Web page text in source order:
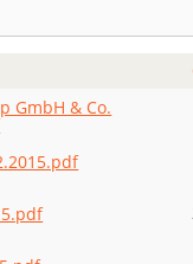
GmbH & Co.